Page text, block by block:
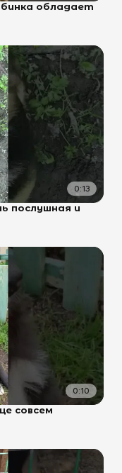
обладает
0:13
послушная и
0:10
совсем